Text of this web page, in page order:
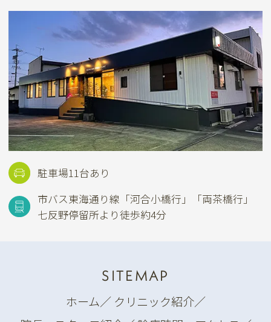
駐車場11台あり
市バス東海通り線 「河合小橋行」「両茶橋行」
七反野停留所より徒歩約4分
SITEMAP
ホーム／ クリニック紹介／